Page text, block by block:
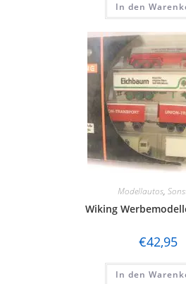
In den
Modellautos,
Wiking
€42,95
In den